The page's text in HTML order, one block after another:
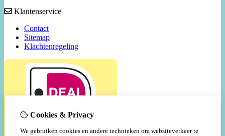
Klantenservice
Contact
Sitemap
Klachtenregeling
Cookies & Privacy
We gebruiken cookies en andere technieken om websiteverkeer te